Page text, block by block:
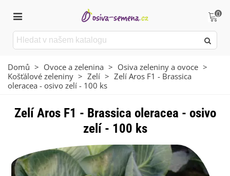
0
Domů > Ovoce a zelenina > Osiva zeleniny a ovoce >
Košťálové zeleniny > Zelí > Zelí Aros F1 - Brassica
oleracea - osivo zelí - 100 ks
Zelí Aros F1 - Brassica oleracea - osivo
zelí - 100 ks